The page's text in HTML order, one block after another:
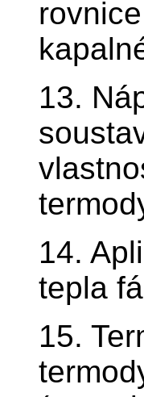
13.
14.
tepla
15.